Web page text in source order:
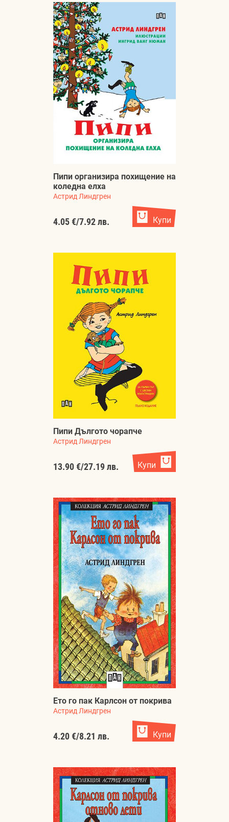
Пипи организира похищение на
коледна елха
Астрид Линдгрен
4.05 €/7.92 лв. Купи
Пипи Дългото чорапче
Астрид Линдгрен
13.90 €/27.19 лв. Купи
Ето го пак Карлсон от покрива
Астрид Линдгрен
4.20 €/8.21 лв. Купи